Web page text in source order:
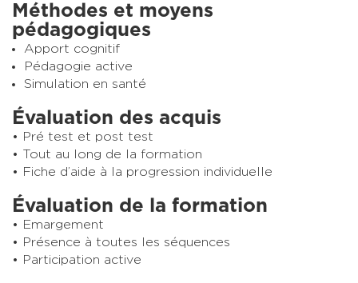
Méthodes et moyens
pédagogiques
Apport cognitif
Pédagogie active
Simulation en santé
Évaluation des acquis
Pré test et post test
Tout au long de la formation
Fiche d’aide à la progression individuelle
Évaluation de la formation
Emargement
Présence à toutes les séquences
Participation active